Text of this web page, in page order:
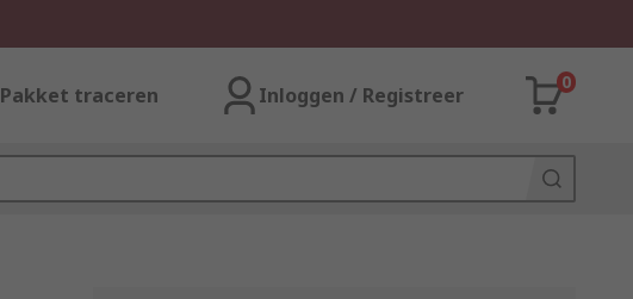
Pakket traceren Inloggen / Registreer
0